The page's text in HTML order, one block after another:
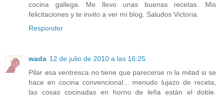
cocina gallega. Me llevo unas buenas recetas. Mis
felicitaciones y te invito a ver mi blog. Saludos Victoria.
Responder
wada 12 de julio de 2010 a las 16:25
Pilar esa ventresca no tiene que parecerse ni la mitad si se
hace en cocina convencional... menudo lujazo de receta,
las cosas cocinadas en horno de leña están el doble.